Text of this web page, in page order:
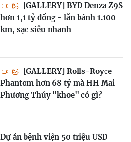
[GALLERY] BYD Denza Z9S
hơn 1,1 tỷ đồng - lăn bánh 1.100
km, sạc siêu nhanh
[GALLERY] Rolls-Royce
Phantom hơn 68 tỷ mà HH Mai
Phương Thúy "khoe" có gì?
Dự án bệnh viện 50 triệu USD